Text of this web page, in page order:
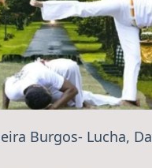
Burgos- Lucha,